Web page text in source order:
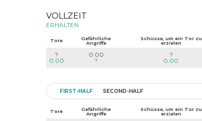
VOLLZEIT
ERHALTEN
Tore
Gefährliche
Angriffe
Schüsse, um ein Tor zu
erzielen
?
0.00
0.00
?
?
0.00
FIRST-HALF SECOND-HALF
Tore
Gefährliche
Angriffe
Schüsse, um ein Tor zu
erzielen